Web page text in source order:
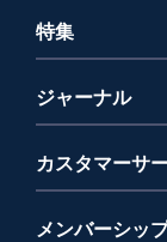
特集
ジャーナル
カスタマーサ
メンバーシッ